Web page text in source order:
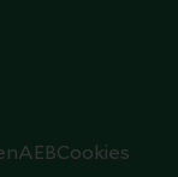
AEBCookies